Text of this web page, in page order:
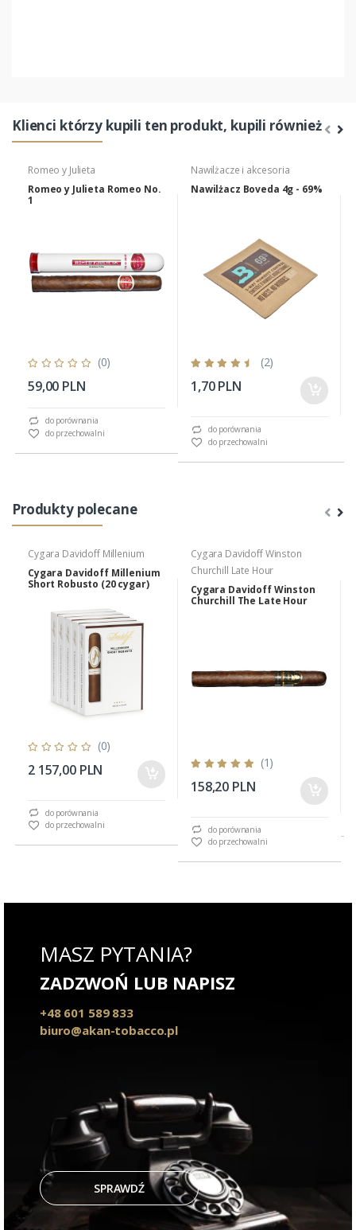
Klienci którzy kupili ten produkt, kupili również
Romeo y Julieta
Romeo y Julieta Romeo No.
1
(0)
59,00 PLN
do porównania
do przechowalni
Nawilżacze i akcesoria
Nawilżacz Boveda 4g - 69%
(2)
1,70 PLN
do porównania
do przechowalni
Produkty polecane
Cygara Davidoff Millenium
Cygara Davidoff Millenium
Short Robusto (20 cygar)
(0)
2 157,00 PLN
do porównania
do przechowalni
Cygara Davidoff Winston
Churchill Late Hour
Cygara Davidoff Winston
Churchill The Late Hour
(1)
158,20 PLN
do porównania
do przechowalni
MASZ PYTANIA?
ZADZWOŃ LUB NAPISZ
+48 601 589 833
biuro@akan-tobacco.pl
SPRAWDŹ